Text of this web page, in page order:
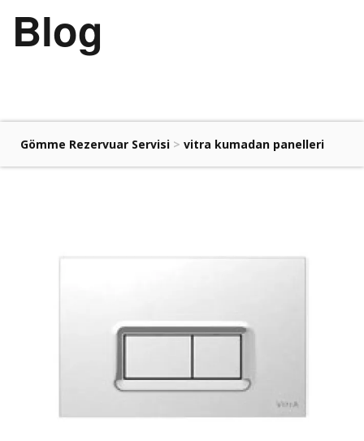
Blog
Gömme Rezervuar Servisi > vitra kumadan panelleri